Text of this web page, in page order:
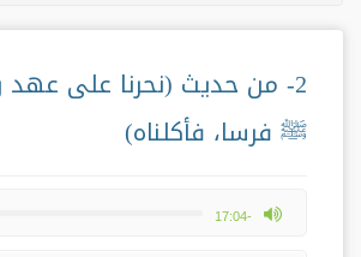
2- من حديث (نحرنا على عهد
ﷺ فرسا، فأكلناه)
-17:04
max volume